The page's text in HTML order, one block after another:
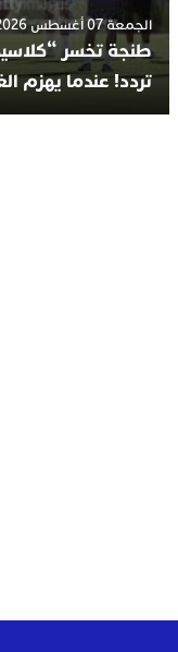
الجمعة 07 أغسطس 2026 - 11:31
طنجة تخسر
تردد! عندما يهزم